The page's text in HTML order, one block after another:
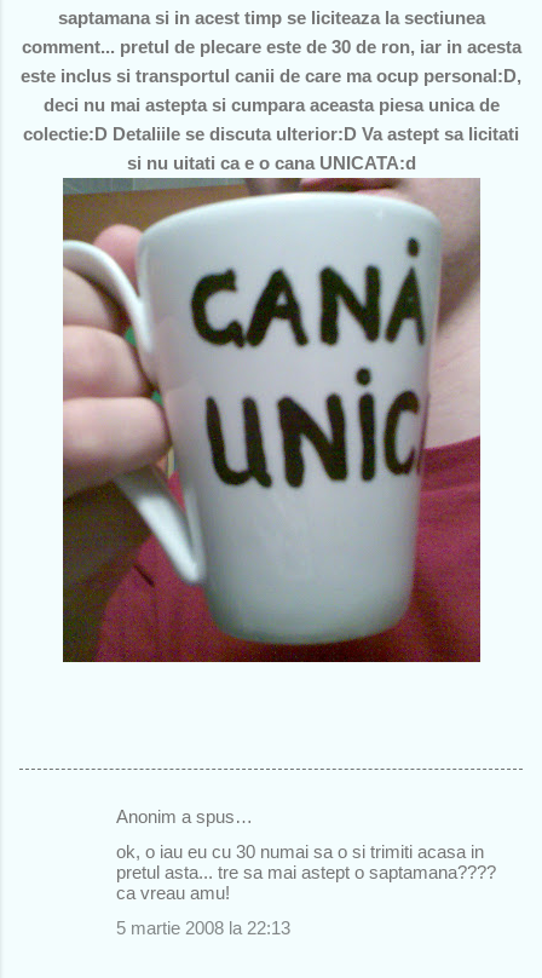
saptamana si in acest timp se liciteaza la sectiunea
comment... pretul de plecare este de 30 de ron, iar in acesta
este inclus si transportul canii de care ma ocup personal:D,
deci nu mai astepta si cumpara aceasta piesa unica de
colectie:D Detaliile se discuta ulterior:D Va astept sa licitati
si nu uitati ca e o cana UNICATA:d
Anonim a spus…
ok, o iau eu cu 30 numai sa o si trimiti acasa in
pretul asta... tre sa mai astept o saptamana????
ca vreau amu!
5 martie 2008 la 22:13